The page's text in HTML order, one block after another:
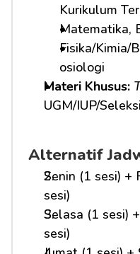
Kurikulum
Matematika,
Fisika/Kimia/
osiologi
Materi Khusus:
UGM/IUP/
Alternatif
Senin (1 sesi) +
sesi)
Selasa (1 sesi)
sesi)